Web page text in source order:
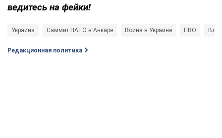
ведитесь на фейки!
Украина Саммит НАТО в Анкаре Война в Украине ПВО
Редакционная политика